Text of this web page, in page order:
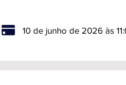
10 de junho de 2026 às